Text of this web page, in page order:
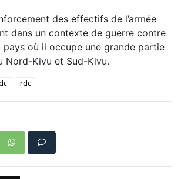
des effectifs de l’armée
dans un contexte de guerre contre
pays où il occupe une grande partie
Nord-Kivu et Sud-Kivu.
rdc